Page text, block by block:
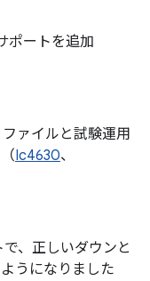
ポートを追加
ァイルと試験運用
Ic4630、
、正しいダウンと
うになりました